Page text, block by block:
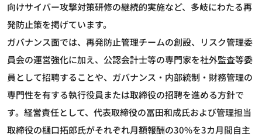
向けサイバー攻撃対策研修の継続的実施など、多岐にわたる再
発防止策を掲げています。
ガバナンス面では、再発防止管理チームの創設、リスク管理委
員会の運営強化に加え、公認会計士等の専門家を社外監査等委
員として招聘することや、ガバナンス・内部統制・財務管理の
専門性を有する執行役員または取締役の招聘を進める方針で
す。経営責任として、代表取締役の冨田和成氏および管理担当
取締役の樋口拓郎氏がそれぞれ月額報酬の30%を3カ月間自主